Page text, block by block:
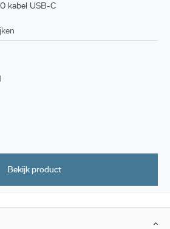
kabel USB-C
Bekijk product